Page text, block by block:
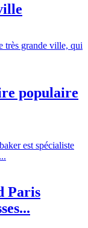
très grande ville, qui
populaire
est spécialiste
Paris